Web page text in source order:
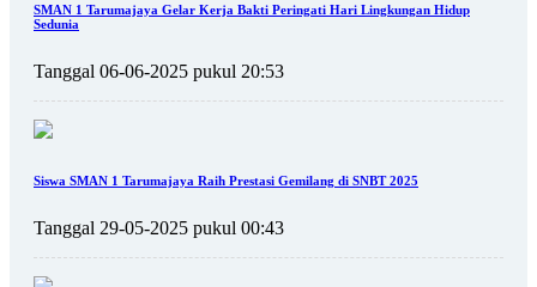
SMAN 1 Tarumajaya Gelar Kerja Bakti Peringati Hari Lingkungan Hidup
Sedunia
Tanggal 06-06-2025 pukul 20:53
Siswa SMAN 1 Tarumajaya Raih Prestasi Gemilang di SNBT 2025
Tanggal 29-05-2025 pukul 00:43